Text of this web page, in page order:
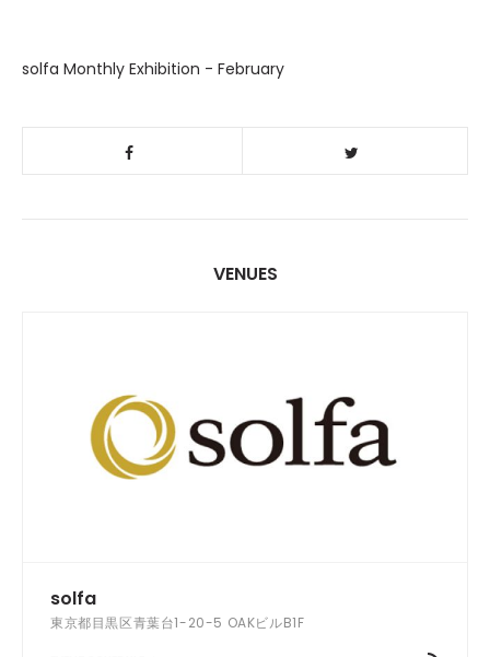
solfa Monthly Exhibition - February
VENUES
solfa
東京都目黒区青葉台1-20-5 OAKビルB1F